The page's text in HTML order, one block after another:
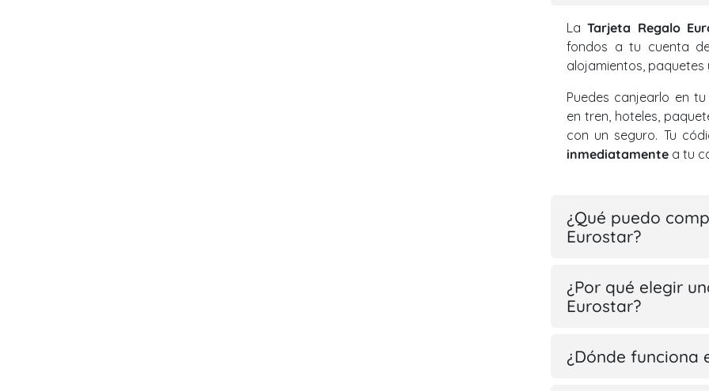
LaTarjeta Regalo
fondos a tu cuenta
alojamientos, paquetes
Puedes canjearlo en
en tren, hoteles,
con un seguro. Tu
inmediatamente a tu
¿Qué puedo
Eurostar?
¿Por qué elegir
Eurostar?
¿Dónde funciona